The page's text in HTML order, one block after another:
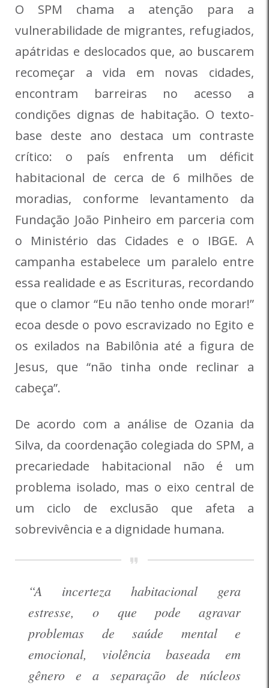
O SPM chama a atenção para a
vulnerabilidade de migrantes, refugiados,
apátridas e deslocados que, ao buscarem
recomeçar a vida em novas cidades,
encontram barreiras no acesso a
condições dignas de habitação. O texto-
base deste ano destaca um contraste
crítico: o país enfrenta um déficit
habitacional de cerca de 6 milhões de
moradias, conforme levantamento da
Fundação João Pinheiro em parceria com
o Ministério das Cidades e o IBGE. A
campanha estabelece um paralelo entre
essa realidade e as Escrituras, recordando
que o clamor “Eu não tenho onde morar!”
ecoa desde o povo escravizado no Egito e
os exilados na Babilônia até a figura de
Jesus, que “não tinha onde reclinar a
cabeça”.
De acordo com a análise de Ozania da
Silva, da coordenação colegiada do SPM, a
precariedade habitacional não é um
problema isolado, mas o eixo central de
um ciclo de exclusão que afeta a
sobrevivência e a dignidade humana.
“A incerteza habitacional gera
estresse, o que pode agravar
problemas de saúde mental e
emocional, violência baseada em
gênero e a separação de núcleos